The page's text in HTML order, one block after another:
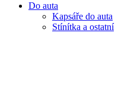
Do auta
Kapsáře do auta
Stínítka a ostatní